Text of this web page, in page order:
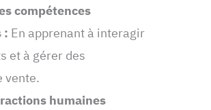
compétences
: En apprenant à interagir
et à gérer des
vente.
humaines